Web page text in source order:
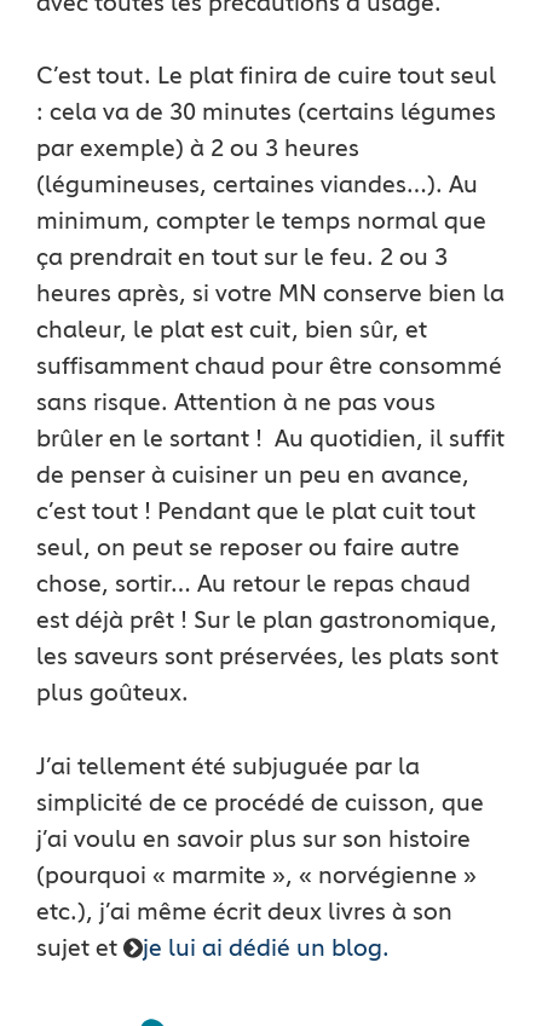
C’est tout. Le plat finira de cuire tout seul
: cela va de 30 minutes (certains légumes
par exemple) à 2 ou 3 heures
(légumineuses, certaines viandes…). Au
minimum, compter le temps normal que
ça prendrait en tout sur le feu. 2 ou 3
heures après, si votre MN conserve bien la
chaleur, le plat est cuit, bien sûr, et
suffisamment chaud pour être consommé
sans risque. Attention à ne pas vous
brûler en le sortant ! Au quotidien, il suffit
de penser à cuisiner un peu en avance,
c’est tout ! Pendant que le plat cuit tout
seul, on peut se reposer ou faire autre
chose, sortir… Au retour le repas chaud
est déjà prêt ! Sur le plan gastronomique,
les saveurs sont préservées, les plats sont
plus goûteux.
J’ai tellement été subjuguée par la
simplicité de ce procédé de cuisson, que
j’ai voulu en savoir plus sur son histoire
(pourquoi « marmite », « norvégienne »
etc.), j’ai même écrit deux livres à son
sujet et
je lui ai dédié un blog.